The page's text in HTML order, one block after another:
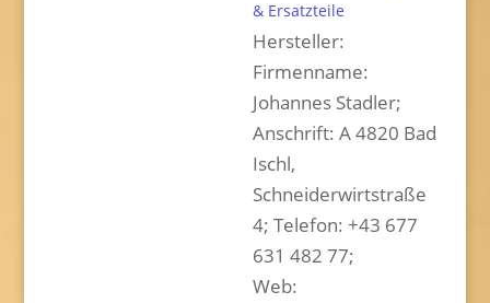
& Ersatzteile
Hersteller:
Firmenname:
Johannes Stadler;
Anschrift: A 4820 Bad
Ischl,
Schneiderwirtstraße
4; Telefon: +43 677
631 482 77;
Web: